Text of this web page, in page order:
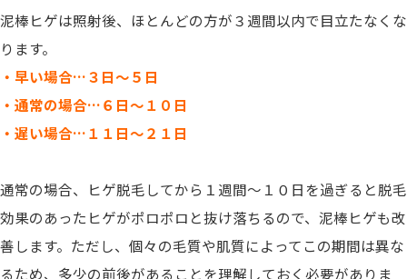
泥棒ヒゲは照射後、ほとんどの方が３週間以内で目立たなくな
ります。
・早い場合…３日〜５日
・通常の場合…６日〜１０日
・遅い場合…１１日〜２１日
通常の場合、ヒゲ脱毛してから１週間〜１０日を過ぎると脱毛
効果のあったヒゲがポロポロと抜け落ちるので、泥棒ヒゲも改
善します。ただし、個々の毛質や肌質によってこの期間は異な
るため、多少の前後があることを理解しておく必要がありま